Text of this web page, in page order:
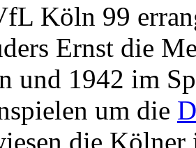
Köln 99
Ernst die
und 1942 im
um die
die